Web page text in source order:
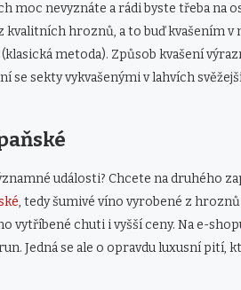
moc nevyznáte a rádi byste třeba na
hroznů, a to buď kvašením v
metoda). Způsob kvašení
se sekty vykvašenými v lahvích
události? Chcete na druhého
, tedy šumivé víno vyrobené z
vytříbené chuti i vyšší ceny. Na e-
Jedná se ale o opravdu luxusní pití,